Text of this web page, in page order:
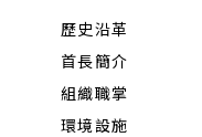
歷史沿革
首長簡介
組織職掌
環境設施